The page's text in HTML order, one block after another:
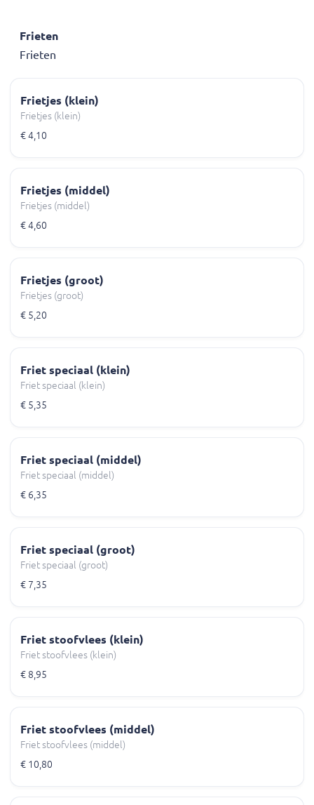
Frieten
Frieten
Frietjes (klein)
Frietjes (klein)
€ 4,10
Frietjes (middel)
Frietjes (middel)
€ 4,60
Frietjes (groot)
Frietjes (groot)
€ 5,20
Friet speciaal (klein)
Friet speciaal (klein)
€ 5,35
Friet speciaal (middel)
Friet speciaal (middel)
€ 6,35
Friet speciaal (groot)
Friet speciaal (groot)
€ 7,35
Friet stoofvlees (klein)
Friet stoofvlees (klein)
€ 8,95
Friet stoofvlees (middel)
Friet stoofvlees (middel)
€ 10,80